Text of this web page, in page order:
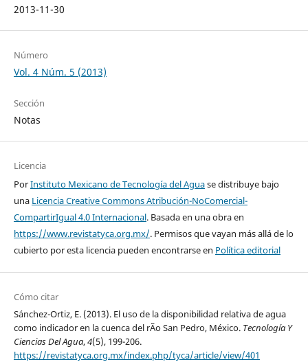
2013-11-30
Número
Vol. 4 Núm. 5 (2013)
Sección
Notas
Licencia
PorInstituto Mexicano de Tecnología del Aguase distribuye bajo
una Licencia Creative Commons Atribución-NoComercial-
CompartirIgual 4.0 Internacional. Basada en una obra en
https://www.revistatyca.org.mx/. Permisos que vayan más allá de lo
cubierto por esta licencia pueden encontrarse en Política editorial
Cómo citar
Sánchez-Ortiz, E. (2013). El uso de la disponibilidad relativa de agua
como indicador en la cuenca del rÃ­o San Pedro, México. Tecnología Y
Ciencias Del Agua,4(5), 199-206.
https://revistatyca.org.mx/index.php/tyca/article/view/401